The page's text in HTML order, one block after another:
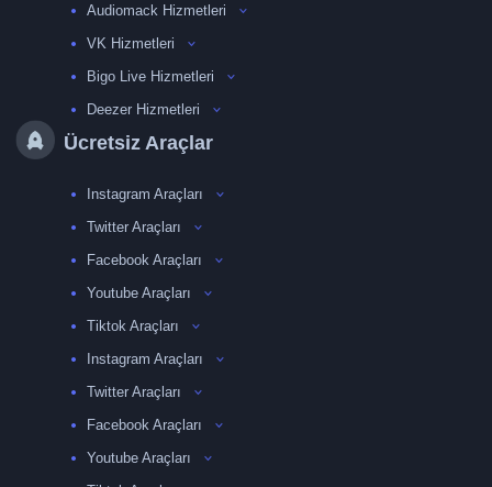
Audiomack Hizmetleri
VK Hizmetleri
Bigo Live Hizmetleri
Deezer Hizmetleri
Ücretsiz Araçlar
Instagram Araçları
Twitter Araçları
Facebook Araçları
Youtube Araçları
Tiktok Araçları
Instagram Araçları
Twitter Araçları
Facebook Araçları
Youtube Araçları